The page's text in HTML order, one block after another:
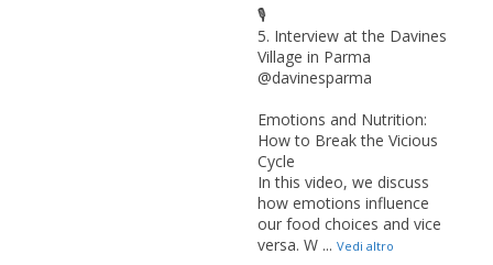
🎙️
5. Interview at the Davines
Village in Parma
@davinesparma
Emotions and Nutrition:
How to Break the Vicious
Cycle
In this video, we discuss
how emotions influence
our food choices and vice
versa. W ... Vedi altro